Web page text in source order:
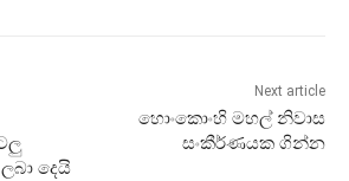
දෙයි
Next article
හොංකොංහි මහල් නිවාස
සංකීර්ණයක ගින්න